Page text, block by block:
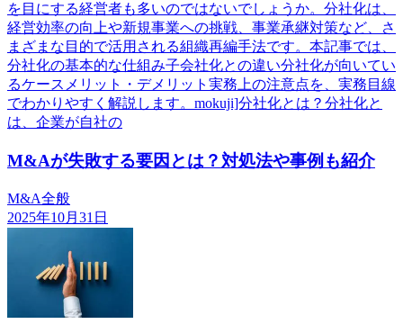
を目にする経営者も多いのではないでしょうか。分社化は、
経営効率の向上や新規事業への挑戦、事業承継対策など、さ
まざまな目的で活用される組織再編手法です。本記事では、
分社化の基本的な仕組み子会社化との違い分社化が向いてい
るケースメリット・デメリット実務上の注意点を、実務目線
でわかりやすく解説します。mokuji]分社化とは？分社化と
は、企業が自社の
M&Aが失敗する要因とは？対処法や事例も紹介
M&A全般
2025年10月31日